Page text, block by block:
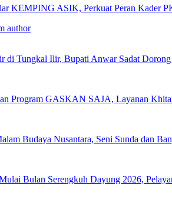
KEMPING ASIK, Perkuat Peran Kader
author
di Tungkal Ilir, Bupati Anwar Sadat
Program GASKAN SAJA, Layanan
Budaya Nusantara, Seni Sunda dan
Bulan Serengkuh Dayung 2026,